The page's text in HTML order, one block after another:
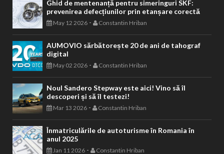
Ghid de mentenanță pentru simeringuri SKF:
prevenirea defecțiunilor prin etanșare corectă
May 12 2026 - Constantin Hriban
AUMOVIO sărbătorește 20 de ani de tahograf
digital
May 02 2026 - Constantin Hriban
Noul Sandero Stepway este aici! Vino să îl
descoperi și să îl testezi!
Mar 13 2026 - Constantin Hriban
Înmatriculările de autoturisme în Romania în
anul 2025
Jan 11 2026 - Constantin Hriban